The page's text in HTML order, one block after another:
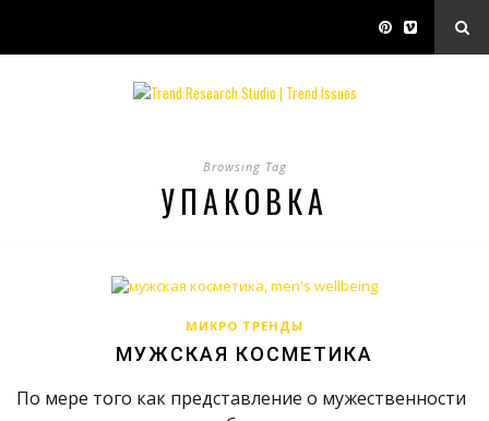
Browsing Tag
УПАКОВКА
МИКРО ТРЕНДЫ
МУЖСКАЯ КОСМЕТИКА
По мере того как представление о мужественности